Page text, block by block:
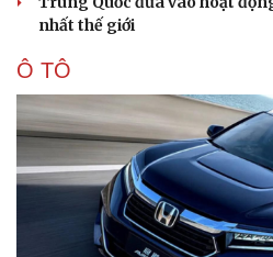
nhất thế giới
Ô TÔ